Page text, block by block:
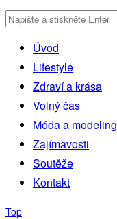
Úvod
Lifestyle
Zdraví a krása
Volný čas
Móda a modeling
Zajímavosti
Soutěže
Kontakt
Top